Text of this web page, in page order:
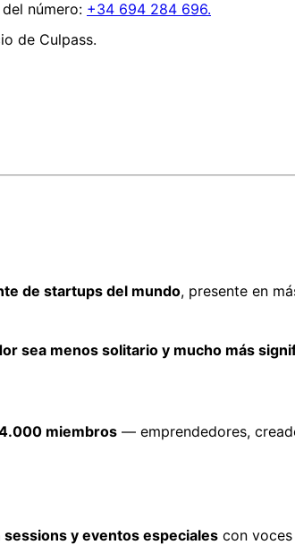
número: +34 694 284 696.
de Culpass.
de startups del mundo, presente en
sea menos solitario y mucho más
miembros — emprendedores,
y eventos especiales con